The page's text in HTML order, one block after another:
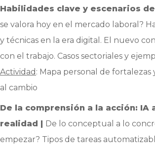
Habilidades clave y escenarios
se valora hoy en el mercado laboral?
y técnicas en la era digital. El nuevo
con el trabajo. Casos sectoriales y
Actividad : Mapa personal de fortalezas
al cambio
De la comprensión a la acción: IA
realidad |
De lo conceptual a lo
empezar? Tipos de tareas